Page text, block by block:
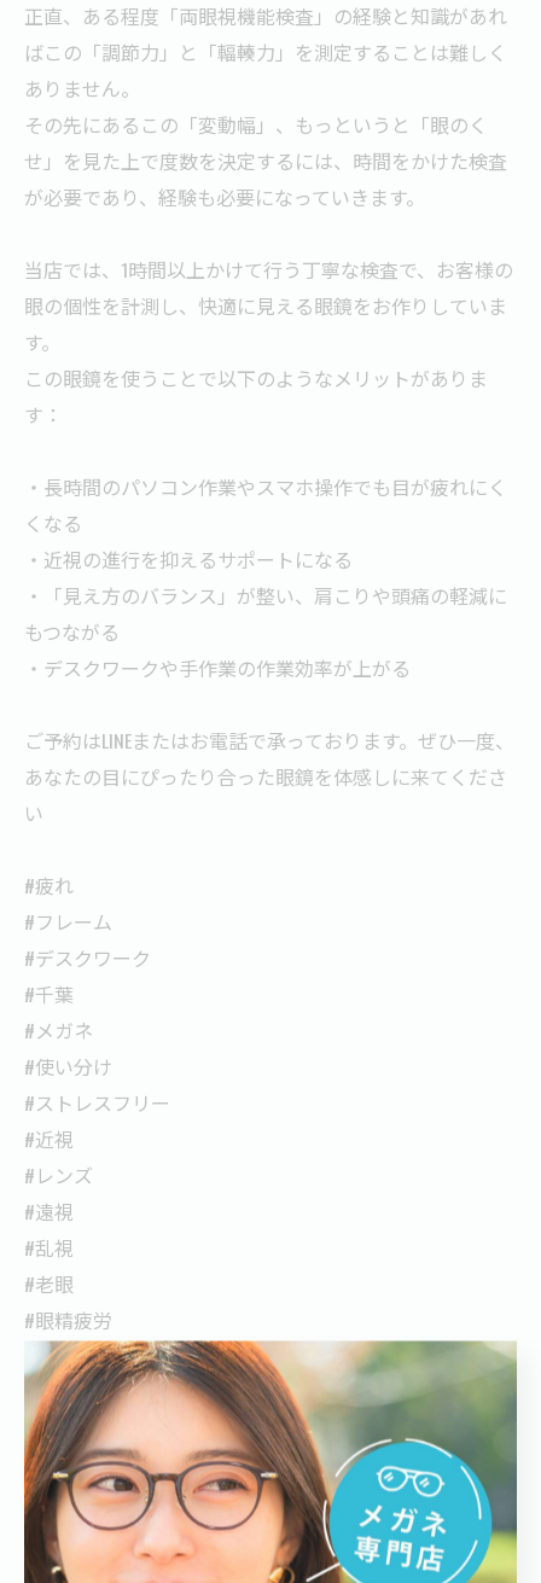
正直、ある程度「両眼視機能検査」の経験と知識があれ
ばこの「調節力」と「輻輳力」を測定することは難しく
ありません。
その先にあるこの「変動幅」、もっというと「眼のく
せ」を見た上で度数を決定するには、時間をかけた検査
が必要であり、経験も必要になっていきます。
当店では、1時間以上かけて行う丁寧な検査で、お客様の
眼の個性を計測し、快適に見える眼鏡をお作りしていま
す。
この眼鏡を使うことで以下のようなメリットがありま
す：
・長時間のパソコン作業やスマホ操作でも目が疲れにく
くなる
・近視の進行を抑えるサポートになる
・「見え方のバランス」が整い、肩こりや頭痛の軽減に
もつながる
・デスクワークや手作業の作業効率が上がる
ご予約はLINEまたはお電話で承っております。ぜひ一度、
あなたの目にぴったり合った眼鏡を体感しに来てくださ
い
#疲れ
#フレーム
#デスクワーク
#千葉
#メガネ
#使い分け
#ストレスフリー
#近視
#レンズ
#遠視
#乱視
#老眼
#眼精疲労
#頭痛
#PC用
#視力検査
#眼鏡
#コンタクトユーザー
#ブルーライトカット
#目の健康